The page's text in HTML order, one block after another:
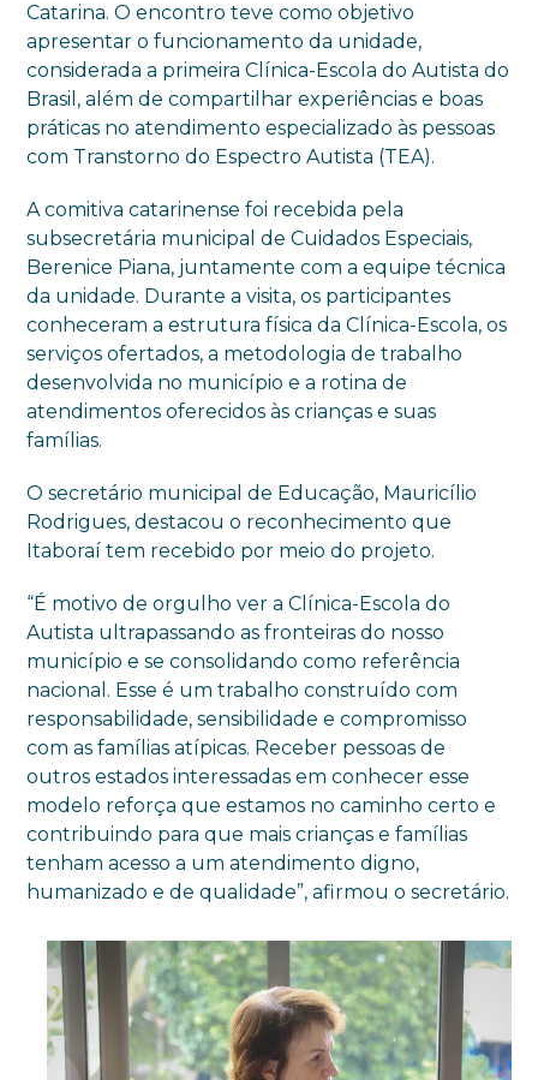
Catarina. O encontro teve como objetivo
apresentar o funcionamento da unidade,
considerada a primeira Clínica-Escola do Autista do
Brasil, além de compartilhar experiências e boas
práticas no atendimento especializado às pessoas
com Transtorno do Espectro Autista (TEA).
A comitiva catarinense foi recebida pela
subsecretária municipal de Cuidados Especiais,
Berenice Piana, juntamente com a equipe técnica
da unidade. Durante a visita, os participantes
conheceram a estrutura física da Clínica-Escola, os
serviços ofertados, a metodologia de trabalho
desenvolvida no município e a rotina de
atendimentos oferecidos às crianças e suas
famílias.
O secretário municipal de Educação, Mauricílio
Rodrigues, destacou o reconhecimento que
Itaboraí tem recebido por meio do projeto.
“É motivo de orgulho ver a Clínica-Escola do
Autista ultrapassando as fronteiras do nosso
município e se consolidando como referência
nacional. Esse é um trabalho construído com
responsabilidade, sensibilidade e compromisso
com as famílias atípicas. Receber pessoas de
outros estados interessadas em conhecer esse
modelo reforça que estamos no caminho certo e
contribuindo para que mais crianças e famílias
tenham acesso a um atendimento digno,
humanizado e de qualidade”, afirmou o secretário.